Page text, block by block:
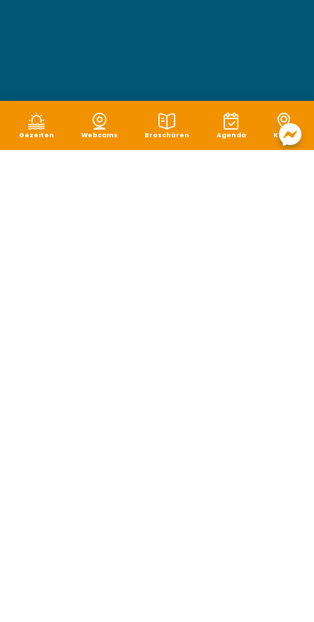
Gezeiten Webcams Broschüren Agenda Karte